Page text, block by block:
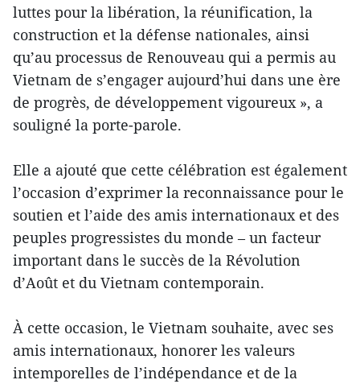
luttes pour la libération, la réunification, la
construction et la défense nationales, ainsi
qu’au processus de Renouveau qui a permis au
Vietnam de s’engager aujourd’hui dans une ère
de progrès, de développement vigoureux », a
souligné la porte-parole.
Elle a ajouté que cette célébration est également
l’occasion d’exprimer la reconnaissance pour le
soutien et l’aide des amis internationaux et des
peuples progressistes du monde – un facteur
important dans le succès de la Révolution
d’Août et du Vietnam contemporain.
À cette occasion, le Vietnam souhaite, avec ses
amis internationaux, honorer les valeurs
intemporelles de l’indépendance et de la